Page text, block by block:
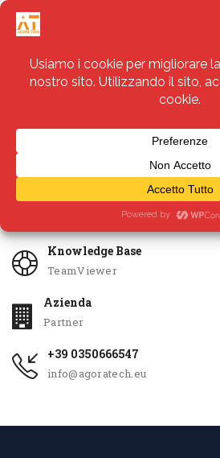
Servizi
Knowledge Base
TeamViewer
Azienda
Partner
+39 0350666547
info@agoratech.eu